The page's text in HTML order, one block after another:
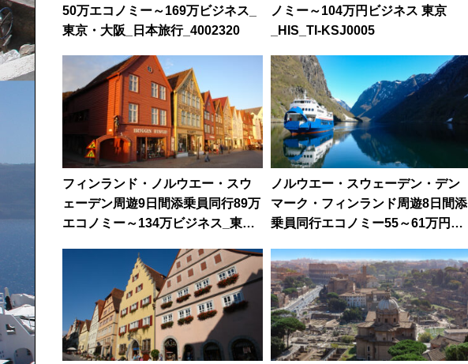
50万エコノミー～169万ビジネス_
東京・大阪_日本旅行_4002320
ノミー～104万円ビジネス 東京
_HIS_TI-KSJ0005
フィンランド・ノルウエー・スウ
ェーデン周遊9日間添乗員同行89万
エコノミー～134万ビジネス_東京_
ノルウエー・スウェーデン・デン
マーク・フィンランド周遊8日間添
乗員同行エコノミー55～61万円エ